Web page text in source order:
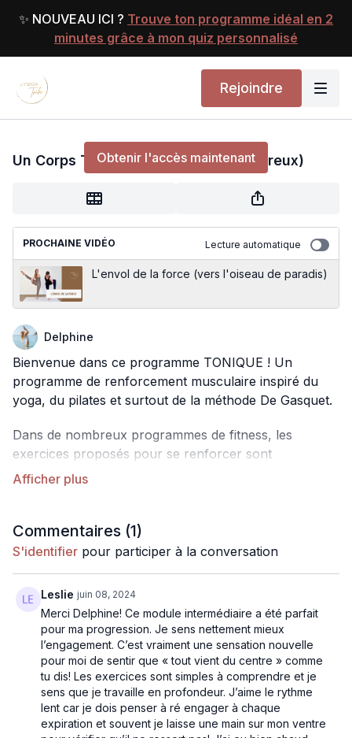
✨ NOUVEAU ICI ? Trouve ton programme idéal en 2
minutes grâce à mon quiz personnalisé
Rejoindre
Un Corps Tonique (et un périnée heureux)
Obtenir l'accès maintenant
ou pour continuer
Un Corps Tonique (et un périnée heureux)
PROCHAINE VIDÉO Lecture automatique
L'envol de la force (vers l'oiseau de paradis)
Delphine
Bienvenue dans ce programme TONIQUE ! Un
programme de renforcement musculaire inspiré du
yoga, du pilates et surtout de la méthode De Gasquet.
Dans de nombreux programmes de fitness, les
exercices proposés pour se renforcer sont
extrêmement exigeants et difficiles à réaliser. Pourtant
l’engagement de son centre. C’est ce que je te propose
dans ce programme. De partir de l’engagement du
pour réaliser des exercices simples et ciblés qui seront
extrêmement efficaces.
Tu vas ainsi pouvoir te muscler en profondeur tout en
protégeant ton corps. Tu l’auras compris, aucun
exercice de compression, pas de crunch et au
contraire des exercices d’auto grandissement et de
renforcement des muscles profonds et stabilisateurs.
Commentaires (1)
S'identifier pour participer à la conversation
Leslie juin 08, 2024
Merci Delphine! Ce module intermédiaire a été parfait
pour ma progression. Je sens nettement mieux
l’engagement. C’est vraiment une sensation nouvelle
pour moi de sentir que « tout vient du centre » comme
tu dis! Les exercices sont simples à comprendre et je
sens que je travaille en profondeur. J’aime le rythme
lent car je dois penser à ré engager à chaque
expiration et souvent je laisse une main sur mon ventre